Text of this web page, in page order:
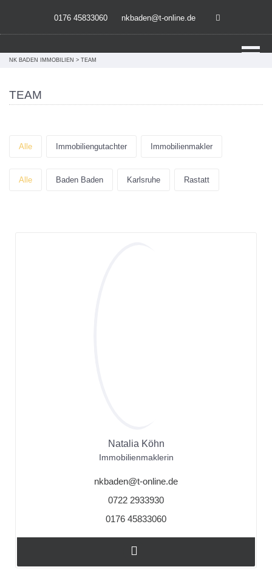
0176 45833060
nkbaden@t-online.de
NK BADEN IMMOBILIEN > TEAM
TEAM
Alle Immobiliengutachter Immobilienmakler
Alle Baden Baden Karlsruhe Rastatt
Natalia Köhn
Immobilienmaklerin
nkbaden@t-online.de
0722 2933930
0176 45833060